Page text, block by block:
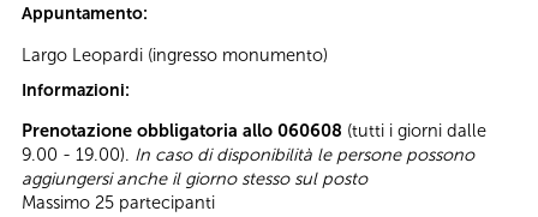
Appuntamento:
Largo Leopardi (ingresso monumento)
Informazioni:
Prenotazione obbligatoria allo 060608 (tutti i giorni dalle
9.00 - 19.00). In caso di disponibilità le persone possono
aggiungersi anche il giorno stesso sul posto
Massimo 25 partecipanti